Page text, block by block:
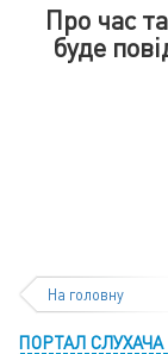
Про час
буде
На головну
ПОРТАЛ СЛУХАЧА